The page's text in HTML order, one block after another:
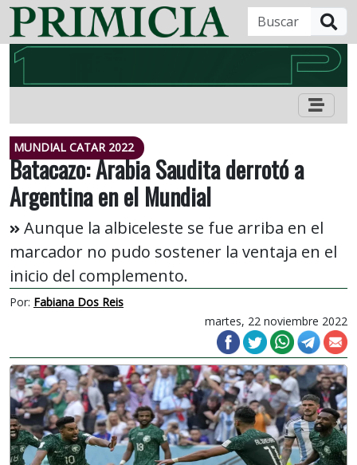
MUNDIAL CATAR 2022
Batacazo: Arabia Saudita derrotó a
Argentina en el Mundial
Aunque la albiceleste se fue arriba en el
marcador no pudo sostener la ventaja en el
inicio del complemento.
Por: Fabiana Dos Reis
martes, 22 noviembre 2022